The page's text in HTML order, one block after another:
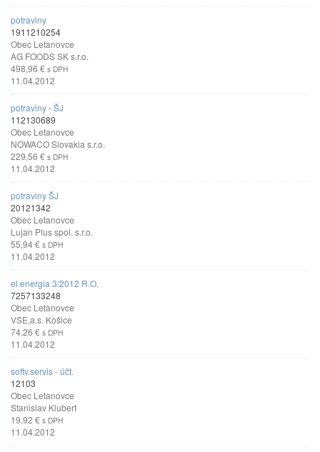
potraviny
1911210254
Obec Letanovce
AG FOODS SK s.r.o.
498,96 € s DPH
11.04.2012
potraviny - ŠJ
112130689
Obec Letanovce
NOWACO Slovakia s.r.o.
229,56 € s DPH
11.04.2012
potraviny ŠJ
20121342
Obec Letanovce
Lujan Plus spol. s.r.o.
55,94 € s DPH
11.04.2012
el.energia 3/2012 R.O.
7257133248
Obec Letanovce
VSE,a.s. Košice
74,26 € s DPH
11.04.2012
softv.servis - účt.
12103
Obec Letanovce
Stanislav Klubert
19,92 € s DPH
11.04.2012